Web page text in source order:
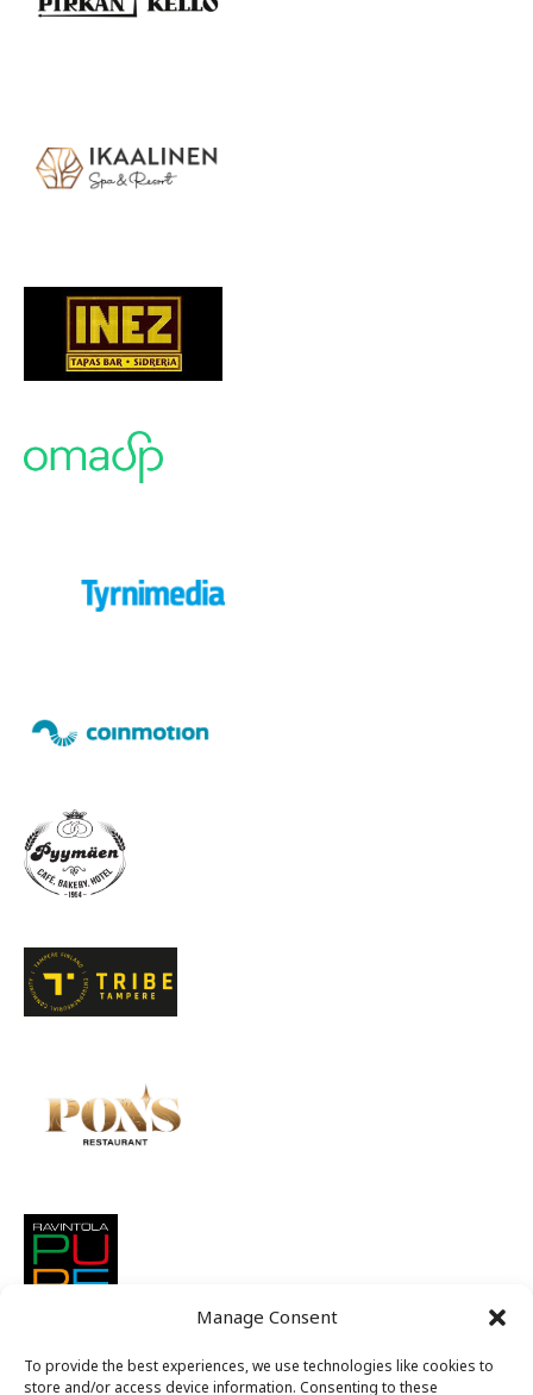
Manage Consent
To provide the best experiences, we use technologies like cookies to
store and/or access device information. Consenting to these